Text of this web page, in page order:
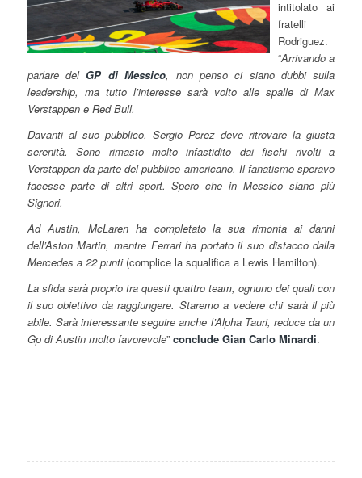
intitolato ai
fratelli
Rodriguez.
“Arrivando a
parlare del GP di Messico, non penso ci siano dubbi sulla
leadership, ma tutto l’interesse sarà volto alle spalle di Max
Verstappen e Red Bull.
Davanti al suo pubblico, Sergio Perez deve ritrovare la giusta
serenità. Sono rimasto molto infastidito dai fischi rivolti a
Verstappen da parte del pubblico americano. Il fanatismo speravo
facesse parte di altri sport. Spero che in Messico siano più
Signori.
Ad Austin, McLaren ha completato la sua rimonta ai danni
dell’Aston Martin, mentre Ferrari ha portato il suo distacco dalla
Mercedes a 22 punti(complice la squalifica a Lewis Hamilton).
La sfida sarà proprio tra questi quattro team, ognuno dei quali con
il suo obiettivo da raggiungere. Staremo a vedere chi sarà il più
abile. Sarà interessante seguire anche l’Alpha Tauri, reduce da un
Gp di Austin molto favorevole” conclude Gian Carlo Minardi.